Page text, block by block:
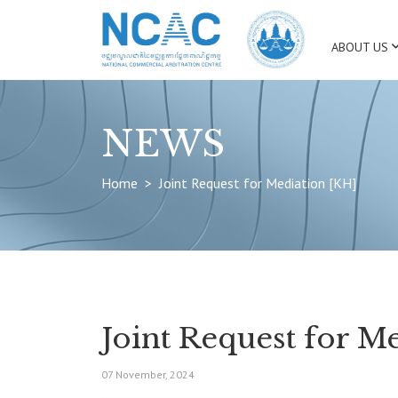
ABOUT US
NEWS
Home Joint Request for Mediation [KH]
Joint Request for
07 November, 2024